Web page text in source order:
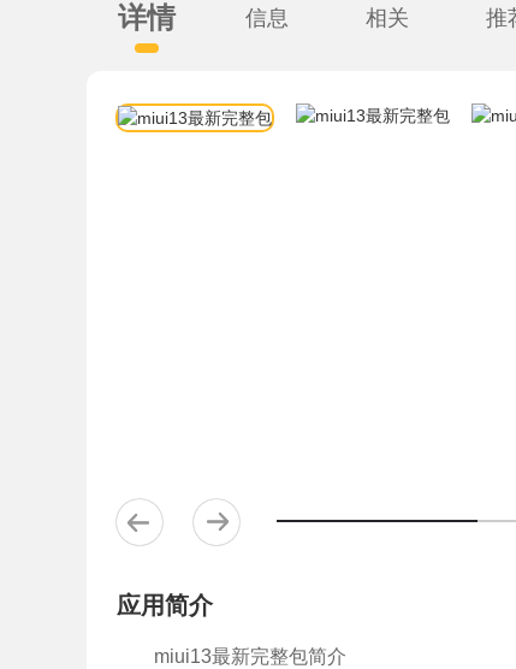
详情 信息 相关 推
应用简介
miui13最新完整包简介